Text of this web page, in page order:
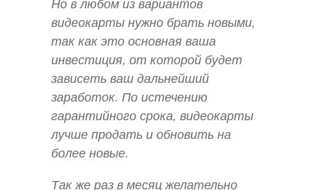
Но в любом из вариантов
видеокарты нужно брать новыми,
так как это основная ваша
инвестиция, от которой будет
зависеть ваш дальнейший
заработок. По истечению
гарантийного срока, видеокарты
лучше продать и обновить на
более новые.
Так же раз в месяц желательно